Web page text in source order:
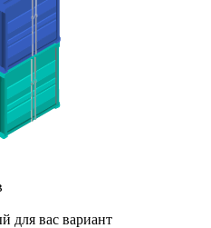
для вас вариант